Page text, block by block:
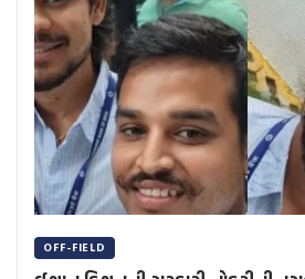
OFF-FIELD